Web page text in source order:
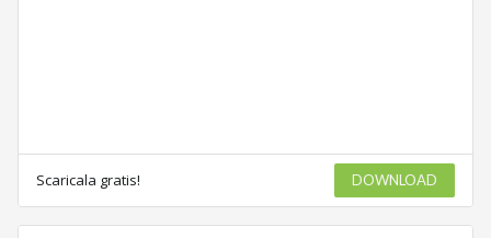
Scaricala gratis! DOWNLOAD